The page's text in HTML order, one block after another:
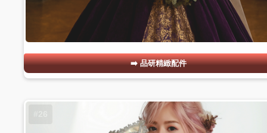
品研精緻配件